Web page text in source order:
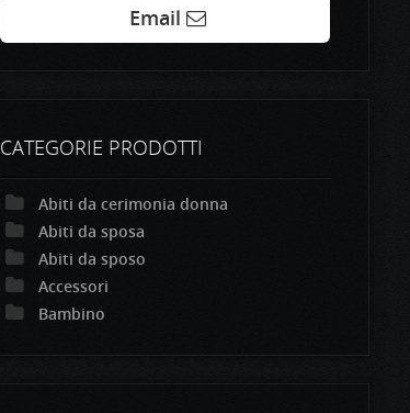
Email
CATEGORIE PRODOTTI
Abiti da cerimonia donna
Abiti da sposa
Abiti da sposo
Accessori
Bambino